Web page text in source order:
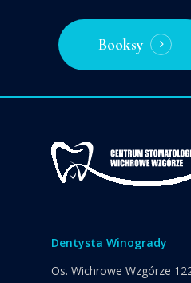
Booksy
Dentysta Winogrady
Os. Wichrowe Wzgórze